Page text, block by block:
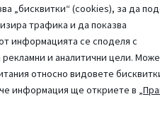
„бисквитки“ (cookies), за да
трафика и да показва
информацията се споделя с
и аналитични цели.
относно видовете
информация ще откриете в